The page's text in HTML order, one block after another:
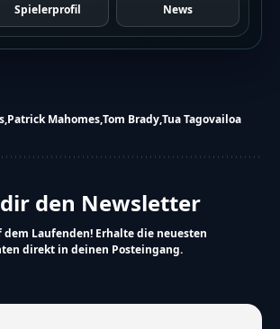
Spielerprofil News
Patrick MahomesTom BradyTua Tagovailoa
den Newsletter
dem Laufenden! Erhalte die neuesten
direkt in deinen Posteingang.